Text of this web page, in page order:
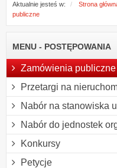
Aktualnie jesteś w: Strona
publiczne
MENU - POSTĘPOWANIA
Zamówienia publiczne
Przetargi na
Nabór na stanowiska
Nabór do jednostek
Konkursy
Petycje